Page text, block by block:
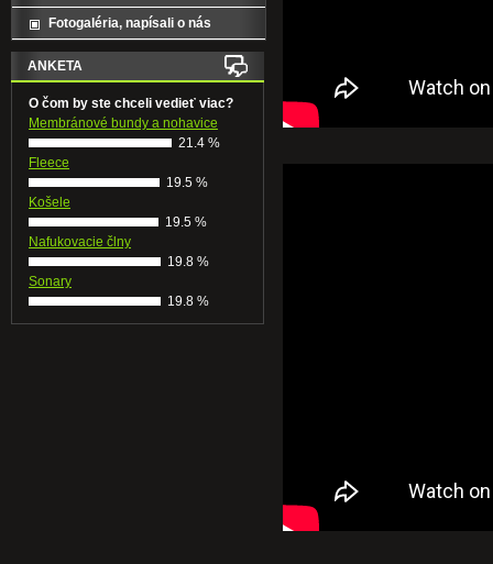
Fotogaléria, napísali o nás
ANKETA
O čom by ste chceli vedieť viac?
Membránové bundy a nohavice
21.4 %
Fleece
19.5 %
Košele
19.5 %
Nafukovacie člny
19.8 %
Sonary
19.8 %